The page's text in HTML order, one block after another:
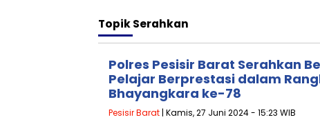
TopikSerahkan
Polres Pesisir Barat Serahkan
Pelajar Berprestasi dalam
Bhayangkara ke-78
Pesisir Barat | Kamis, 27 Juni 2024 - 15:23 WIB